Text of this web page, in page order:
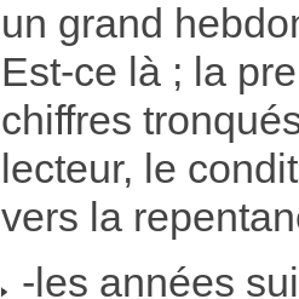
un grand
Est-ce là ; la
chiffres
lecteur, le
vers la
-les années